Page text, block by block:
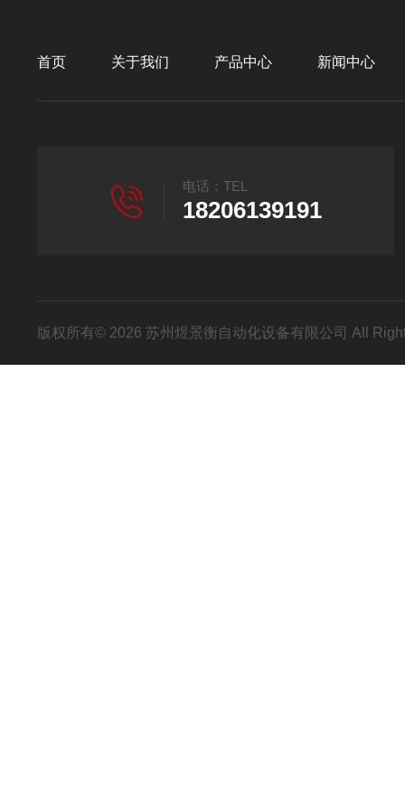
首页 关于我们 产品中心 新闻中心
电话：TEL
18206139191
版权所有© 2026 苏州煜景衡自动化设备有限公司 All